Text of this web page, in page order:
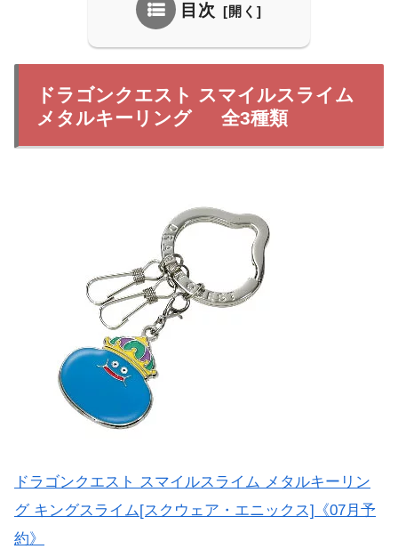
目次
ドラゴンクエスト スマイルスライム
メタルキーリング 全3種類
ドラゴンクエスト スマイルスライム メタルキーリン
グ キングスライム[スクウェア・エニックス]《07月予
約》